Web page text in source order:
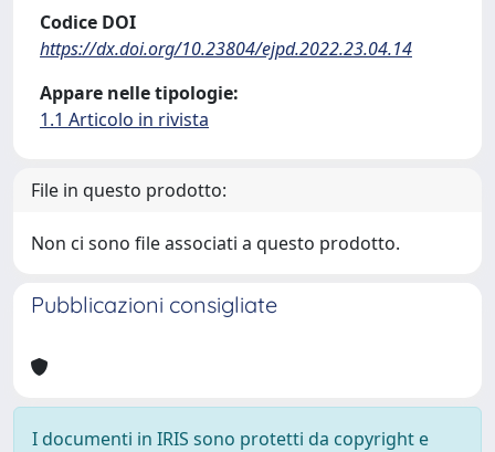
Codice DOI
https://dx.doi.org/10.23804/ejpd.2022.23.04.14
Appare nelle tipologie:
1.1 Articolo in rivista
File in questo prodotto:
Non ci sono file associati a questo prodotto.
Pubblicazioni consigliate
I documenti in IRIS sono protetti da copyright e